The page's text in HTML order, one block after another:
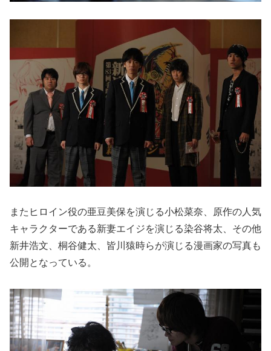
またヒロイン役の亜豆美保を演じる小松菜奈、原作の人気
キャラクターである新妻エイジを演じる染谷将太、その他
新井浩文、桐谷健太、皆川猿時らが演じる漫画家の写真も
公開となっている。